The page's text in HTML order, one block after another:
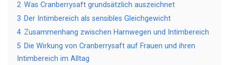
2 Was Cranberrysaft grundsätzlich auszeichnet
3 Der Intimbereich als sensibles Gleichgewicht
4 Zusammenhang zwischen Harnwegen und Intimbereich
5 Die Wirkung von Cranberrysaft auf Frauen und ihren
Intimbereich im Alltag